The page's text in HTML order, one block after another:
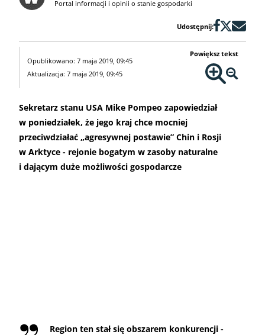
Portal informacji i opinii o stanie gospodarki
Udostępnij:
Opublikowano: 7 maja 2019, 09:45
Aktualizacja: 7 maja 2019, 09:45
Powiększ tekst
Sekretarz stanu USA Mike Pompeo zapowiedział
w poniedziałek, że jego kraj chce mocniej
przeciwdziałać „agresywnej postawie” Chin i Rosji
w Arktyce - rejonie bogatym w zasoby naturalne
i dającym duże możliwości gospodarcze
Region ten stał się obszarem konkurencji -